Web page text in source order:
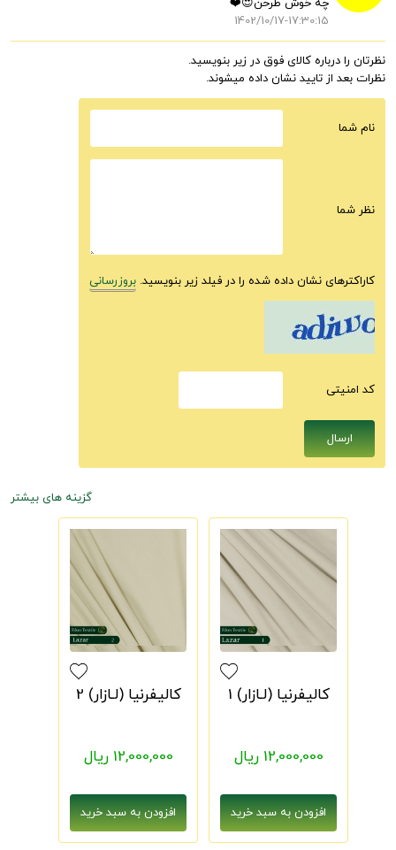
چه خوش طرحن😍❤️
1402/10/17-17:30:15
نظرتان را درباره کالای فوق در زیر بنویسید.
نظرات بعد از تایید نشان داده میشوند.
نام شما
نظر شما
کاراکترهای نشان داده شده را در فیلد زیر بنویسید. بروزرسانی
كد امنيتى
گزینه های بیشتر
کالیفرنیا (لـازار) 1
12,000,000 ریال
کالیفرنیا (لـازار) 2
12,000,000 ریال